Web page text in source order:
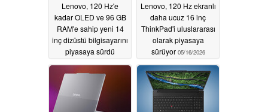
Lenovo, 120 Hz'e
kadar OLED ve 96 GB
RAM'e sahip yeni 14
inç dizüstü bilgisayarını
piyasaya sürdü
05/17/2026
Lenovo, 120 Hz ekranlı
daha ucuz 16 inç
ThinkPad'i uluslararası
olarak piyasaya
sürüyor 05/16/2026